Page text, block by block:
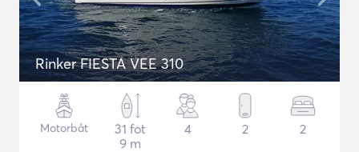
Rinker FIESTA VEE 310
Motorbåt
31 fot
9 m
4 2 2